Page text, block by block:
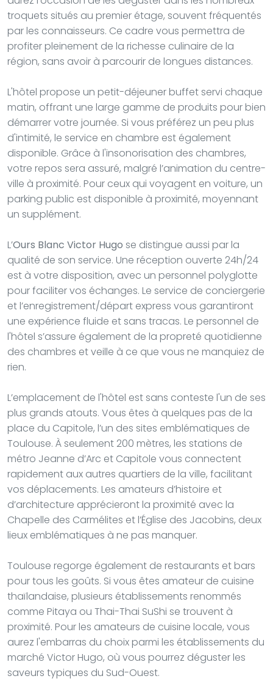
troquets situés au premier étage, souvent fréquentés
par les connaisseurs. Ce cadre vous permettra de
profiter pleinement de la richesse culinaire de la
région, sans avoir à parcourir de longues distances.
L'hôtel propose un petit-déjeuner buffet servi chaque
matin, offrant une large gamme de produits pour bien
démarrer votre journée. Si vous préférez un peu plus
d'intimité, le service en chambre est également
disponible. Grâce à l'insonorisation des chambres,
votre repos sera assuré, malgré l’animation du centre-
ville à proximité. Pour ceux qui voyagent en voiture, un
parking public est disponible à proximité, moyennant
un supplément.
L’Ours Blanc Victor Hugo se distingue aussi par la
qualité de son service. Une réception ouverte 24h/24
est à votre disposition, avec un personnel polyglotte
pour faciliter vos échanges. Le service de conciergerie
et l’enregistrement/départ express vous garantiront
une expérience fluide et sans tracas. Le personnel de
l'hôtel s’assure également de la propreté quotidienne
des chambres et veille à ce que vous ne manquiez de
rien.
L’emplacement de l'hôtel est sans conteste l'un de ses
plus grands atouts. Vous êtes à quelques pas de la
place du Capitole, l’un des sites emblématiques de
Toulouse. À seulement 200 mètres, les stations de
métro Jeanne d’Arc et Capitole vous connectent
rapidement aux autres quartiers de la ville, facilitant
vos déplacements. Les amateurs d’histoire et
d’architecture apprécieront la proximité avec la
Chapelle des Carmélites et l’Église des Jacobins, deux
lieux emblématiques à ne pas manquer.
Toulouse regorge également de restaurants et bars
pour tous les goûts. Si vous êtes amateur de cuisine
thaïlandaise, plusieurs établissements renommés
comme Pitaya ou Thai-Thai SuShi se trouvent à
proximité. Pour les amateurs de cuisine locale, vous
aurez l'embarras du choix parmi les établissements du
marché Victor Hugo, où vous pourrez déguster les
saveurs typiques du Sud-Ouest.